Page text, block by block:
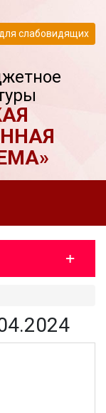
слабовидящих